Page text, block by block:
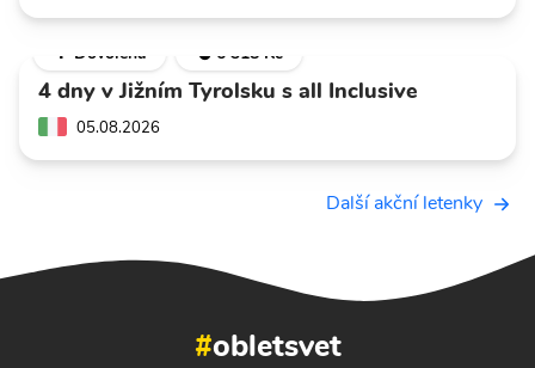
🌴 Dovolená 💣 6 318 Kč
4 dny v Jižním Tyrolsku s all Inclusive
05.08.2026
Další akční letenky
#obletsvet